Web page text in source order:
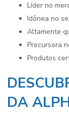
líder no
idônea no
altamente
precursora
produtos
DA